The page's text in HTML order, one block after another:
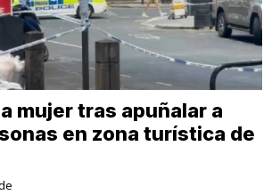
mujer tras apuñalar a
en zona turística de